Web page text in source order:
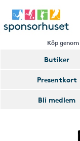
Köp
Butiker
Presentkort
Bli medlem